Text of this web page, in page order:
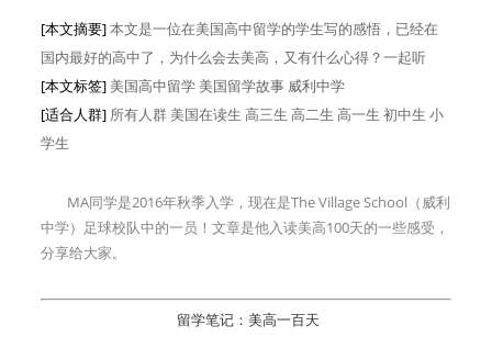
[本文摘要]本文是一位在美国高中留学的学生写的感悟，已经在
国内最好的高中了，为什么会去美高，又有什么心得？一起听
[本文标签] 美国高中留学 美国留学故事 威利中学
[适合人群] 所有人群 美国在读生 高三生 高二生 高一生 初中生 小
学生
MA同学是2016年秋季入学，现在是The Village School（威利
中学）足球校队中的一员！文章是他入读美高100天的一些感受，
分享给大家。
留学笔记：美高一百天